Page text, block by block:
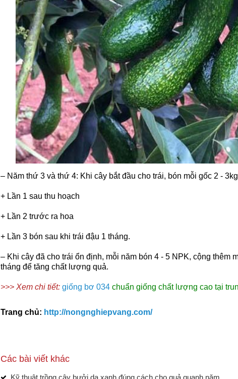
– Năm thứ 3 và thứ 4: Khi cây bắt đầu cho trái, bón mỗi gốc 2 -
+ Lần 1 sau thu hoạch
+ Lần 2 trước ra hoa
+ Lần 3 bón sau khi trái đậu 1 tháng.
– Khi cây đã cho trái ổn định, mỗi năm bón 4 - 5 NPK, cộng
tháng để tăng chất lượng quả.
>>> Xem chi tiết: giống bơ 034 chuẩn giống chất lượng cao tại
Trang chủ: http://nongnghiepvang.com/
Các bài viết khác